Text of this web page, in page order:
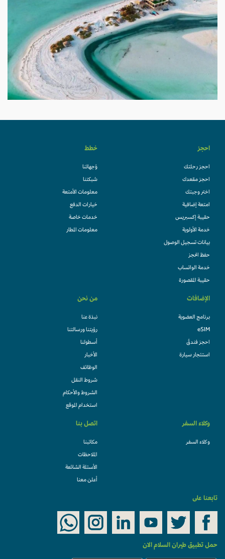
احجز
احجز رحلتك
احجز مقعدك
اختر وجبتك
امتعة إضافية
حقيبة إكسبريس
خدمة الأولوية
بيانات تسجيل الوصول
حفظ الحجز
خدمة الواتساب
حقيبة المقصورة
خطط
وُجهاتنا
شبكتنا
معلومات الأمتعة
خيارات الدفع
خدمات خاصة
معلومات المطار
الإضافات
برنامج العضوية
eSIM
احجز فندقً
استئجار سيارة
من نحن
نبذة عنا
رؤيتنا ورسالتنا
أسطولنا
الأخبار
الوظائف
شروط النقل
الشروط والأحكام
استخدام الموقع
وكلاء السفر
وكلاء السفر
اتصل بنا
مكاتبنا
الملاحظات
الأسئلة الشائعة
أعلن معنا
تابعنا على
حمل تطبيق طيران السلام الان